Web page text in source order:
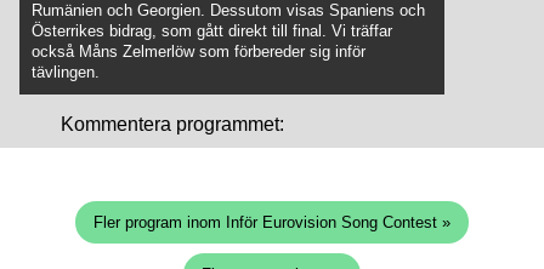
Rumänien och Georgien. Dessutom visas Spaniens och
Österrikes bidrag, som gått direkt till final. Vi träffar
också Måns Zelmerlöw som förbereder sig inför
tävlingen.
Kommentera programmet:
Fler program inom Inför Eurovision Song Contest »